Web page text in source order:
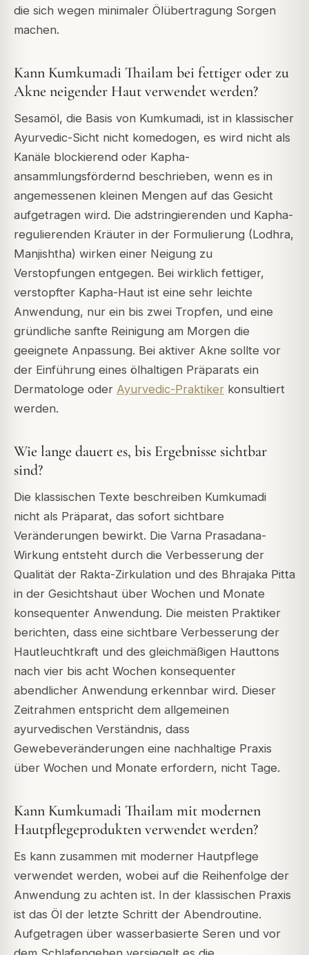
die sich wegen minimaler Ölübertragung Sorgen
machen.
Kann Kumkumadi Thailam bei fettiger oder zu
Akne neigender Haut verwendet werden?
Sesamöl, die Basis von Kumkumadi, ist in klassischer
Ayurvedic-Sicht nicht komedogen, es wird nicht als
Kanäle blockierend oder Kapha-
ansammlungsfördernd beschrieben, wenn es in
angemessenen kleinen Mengen auf das Gesicht
aufgetragen wird. Die adstringierenden und Kapha-
regulierenden Kräuter in der Formulierung (Lodhra,
Manjishtha) wirken einer Neigung zu
Verstopfungen entgegen. Bei wirklich fettiger,
verstopfter Kapha-Haut ist eine sehr leichte
Anwendung, nur ein bis zwei Tropfen, und eine
gründliche sanfte Reinigung am Morgen die
geeignete Anpassung. Bei aktiver Akne sollte vor
der Einführung eines ölhaltigen Präparats ein
Dermatologe oder Ayurvedic-Praktiker konsultiert
werden.
Wie lange dauert es, bis Ergebnisse sichtbar
sind?
Die klassischen Texte beschreiben Kumkumadi
nicht als Präparat, das sofort sichtbare
Veränderungen bewirkt. Die Varna Prasadana-
Wirkung entsteht durch die Verbesserung der
Qualität der Rakta-Zirkulation und des Bhrajaka Pitta
in der Gesichtshaut über Wochen und Monate
konsequenter Anwendung. Die meisten Praktiker
berichten, dass eine sichtbare Verbesserung der
Hautleuchtkraft und des gleichmäßigen Hauttons
nach vier bis acht Wochen konsequenter
abendlicher Anwendung erkennbar wird. Dieser
Zeitrahmen entspricht dem allgemeinen
ayurvedischen Verständnis, dass
Gewebeveränderungen eine nachhaltige Praxis
über Wochen und Monate erfordern, nicht Tage.
Kann Kumkumadi Thailam mit modernen
Hautpflegeprodukten verwendet werden?
Es kann zusammen mit moderner Hautpflege
verwendet werden, wobei auf die Reihenfolge der
Anwendung zu achten ist. In der klassischen Praxis
ist das Öl der letzte Schritt der Abendroutine.
Aufgetragen über wasserbasierte Seren und vor